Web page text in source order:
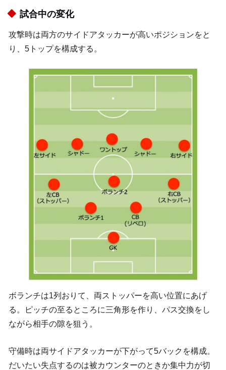
試合中の変化
攻撃時は両方のサイドアタッカーが高いポジションをと
り、5トップを構成する。
ボランチは1列おりて、両ストッパーを高い位置にあげ
る。ピッチの至るところに三角形を作り、パス交換をし
ながら相手の隙を狙う。
守備時は両サイドアタッカーが下がって5バックを構成。
だいたい失点するのは被カウンターのときか集中力が切